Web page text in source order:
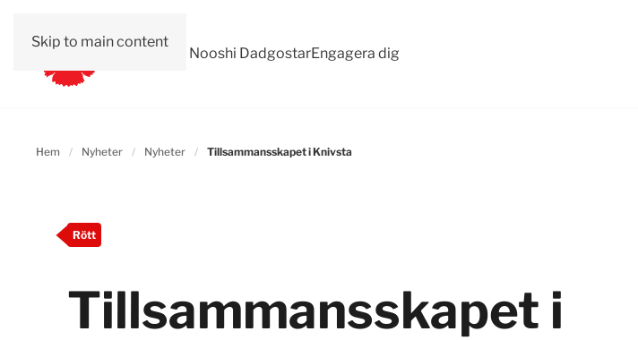
Skip to main content
Om Nooshi DadgostarEngagera dig
Hem Nyheter Nyheter Tillsammansskapet i Knivsta
Rött
Tillsammansskapet i